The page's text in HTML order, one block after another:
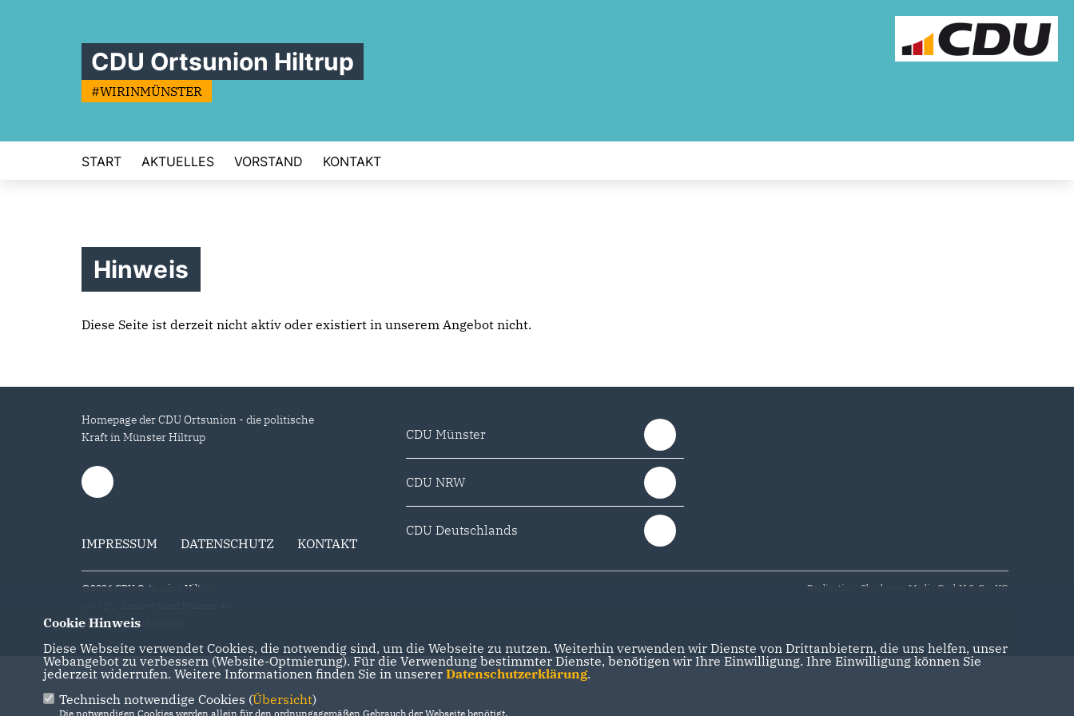
CDU Ortsunion Hiltrup
#WIRINMÜNSTER
START AKTUELLES VORSTAND KONTAKT
Hinweis
Diese Seite ist derzeit nicht aktiv oder existiert in unserem Angebot nicht.
Homepage der CDU Ortsunion - die politische
Kraft in Münster Hiltrup
IMPRESSUM DATENSCHUTZ KONTAKT
CDU Münster
CDU NRW
CDU Deutschlands
@2026 CDU Ortsunion Hiltrup
Alle Rechte vorbehalten.
Realisation: Sharkness Media GmbH & Co. KG
Cookie Hinweis
Diese Webseite verwendet Cookies, die notwendig sind, um die Webseite zu nutzen. Weiterhin verwenden wir Dienste von Drittanbietern, die uns helfen, unser
Webangebot zu verbessern (Website-Optmierung). Für die Verwendung bestimmter Dienste, benötigen wir Ihre Einwilligung. Ihre Einwilligung können Sie
jederzeit widerrufen. Weitere Informationen finden Sie in unserer Datenschutzerklärung.
Technisch notwendige Cookies (Übersicht)
Die notwendigen Cookies werden allein für den ordnungsgemäßen Gebrauch der Webseite benötigt.